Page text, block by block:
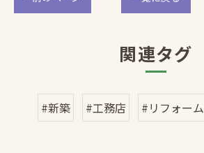
関連タグ
#新築 #工務店 #リフォーム